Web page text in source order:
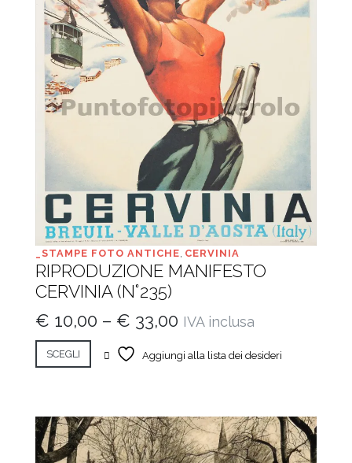
_STAMPE FOTO ANTICHE CERVINIA
RIPRODUZIONE MANIFESTO
CERVINIA (N°235)
€ 10,00 – € 33,00 IVA inclusa
SCEGLI Aggiungi alla lista dei desideri